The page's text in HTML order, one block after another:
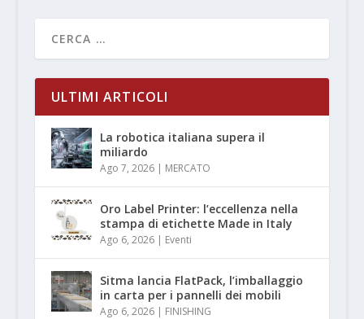
ULTIMI ARTICOLI
La robotica italiana supera il
miliardo
Ago 7, 2026| MERCATO
Oro Label Printer: l’eccellenza nella
stampa di etichette Made in Italy
Ago 6, 2026| Eventi
Sitma lancia FlatPack, l’imballaggio
in carta per i pannelli dei mobili
Ago 6, 2026| FINISHING